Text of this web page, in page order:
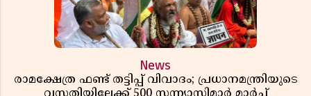
News
രാമക്ഷേത്ര ഫണ്ട് തട്ടിപ്പ് വിവാദം; പ്രധാനമന്ത്രിയുടെ